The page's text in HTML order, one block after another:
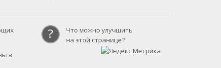
в
?
Что можно улучшить
на этой странице?